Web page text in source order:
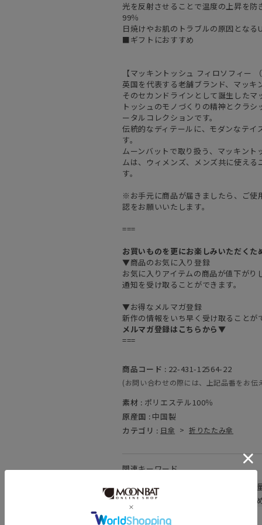
光を反射させることで温度の上昇を防
99％
日焼けやお肌のトラブルの原因とな
■ギフトにおすすめ
【マッキントッシュ フィロソフィー
英国を代表する老舗ブランド、マッキ
そのセカンドラインとして誕生した
トッシュのモノづくりの精神とクラ
ータルコレクションです。
伝統的なディテールに、モダンなテ
す。
ムーンバットで取り扱う、マッキン
ムは、ウィメンズ、メンズ共に使え
す。
※お手元に商品が届きましたら、ご使
認をお願いいたします。
===
お買いものを更にお楽しみいただくた
▼商品のお気に入り登録
お気に入りアイテムの商品が値下が
通知を受け取ることができます。
▼お得なメルマガ登録
新作の情報をいち早く受け取ることが
メルマガ登録はこちらから▼
===
商品コード : 22-431-12564-22
(お問い合わせの際には、上記品番をお伝
素材 : ポリエステル100％
原産国 : 中国製
カテゴリ : 日傘 > 折りたたみ傘
関連キーワード
晴雨兼用
軽
親骨：51～55cm
ギフトにおすす